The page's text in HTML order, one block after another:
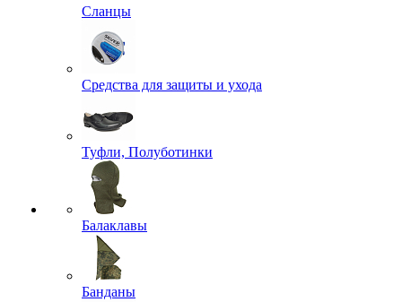
Сланцы
Средства для защиты и ухода
Туфли, Полуботинки
Балаклавы
Банданы